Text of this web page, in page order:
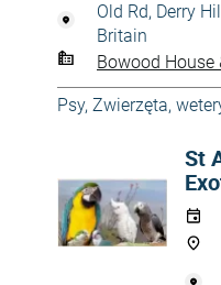
Old Rd, Derry
Britain
Bowood House
Psy, Zwierzęta,
St